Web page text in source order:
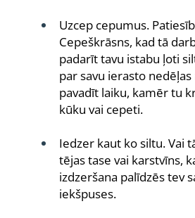
Uzcep cepumus.
Cepeškrāsns, kad tā
padarīt tavu istabu ļoti
par savu ierasto
pavadīt laiku, kamēr tu
kūku vai cepeti.
Iedzer kaut ko siltu. Vai
tējas tase vai karstvīns,
izdzeršana palīdzēs tev
iekšpuses.